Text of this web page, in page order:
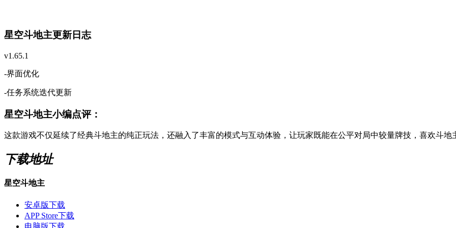
星空斗地主更新日志
v1.65.1
-界面优化
-任务系统迭代更新
星空斗地主小编点评：
这款游戏不仅延续了经典斗地主的纯正玩法，还融入了丰富的模式与互动体验，让玩家既能在公平对局中较量牌技，喜欢斗地
下载地址
星空斗地主
安卓版下载
APP Store下载
电脑版下载